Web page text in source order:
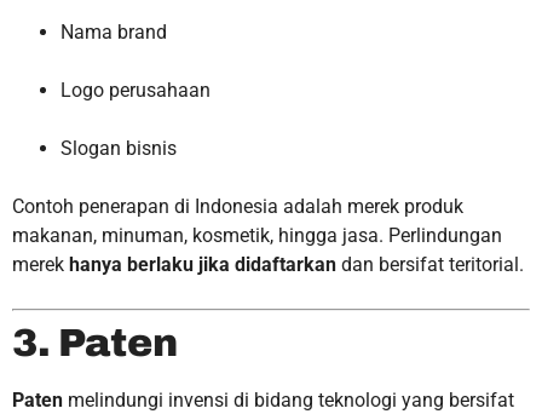
Nama brand
Logo perusahaan
Slogan bisnis
Contoh penerapan di Indonesia adalah merek produk
makanan, minuman, kosmetik, hingga jasa. Perlindungan
merek hanya berlaku jika didaftarkan dan bersifat teritorial.
3. Paten
Paten melindungi invensi di bidang teknologi yang bersifat